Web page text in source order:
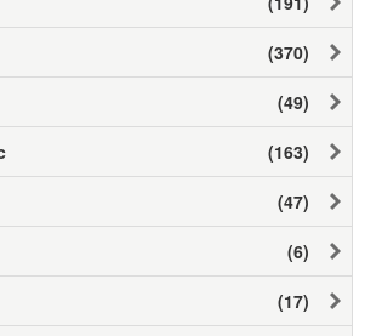
(370)
(49)
(163)
(47)
(6)
(17)